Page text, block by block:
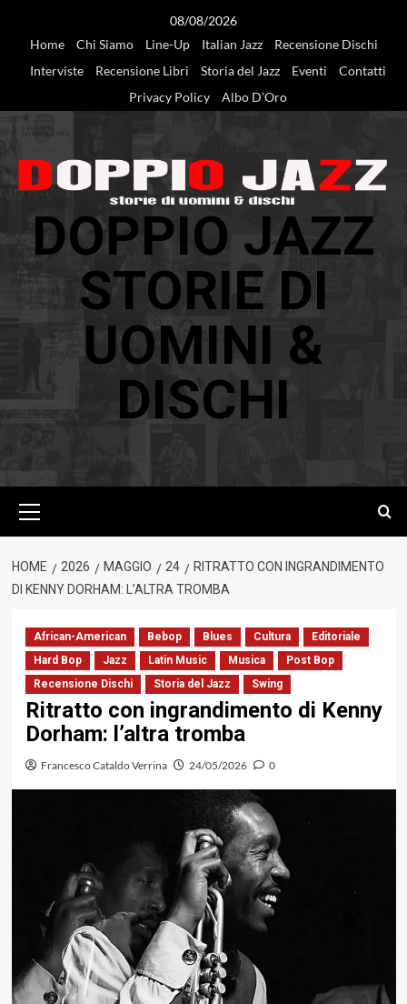
08/08/2026
Home
Chi Siamo Line-Up Italian Jazz
Recensione Dischi
Interviste
Recensione Libri Storia del Jazz Eventi
Contatti
Privacy Policy
Albo D’Oro
DOPPIO JAZZ
STORIE DI
UOMINI &
DISCHI
principale
HOME 2026 MAGGIO 24
RITRATTO CON INGRANDIMENTO
DI KENNY DORHAM: L’ALTRA TROMBA
African-American Bebop Blues Cultura
Editoriale
Hard Bop
Jazz Latin Music Musica
Post Bop
Recensione Dischi
Storia del Jazz Swing
Ritratto con ingrandimento di Kenny
Dorham: l’altra tromba
Francesco Cataldo Verrina 24/05/2026 0